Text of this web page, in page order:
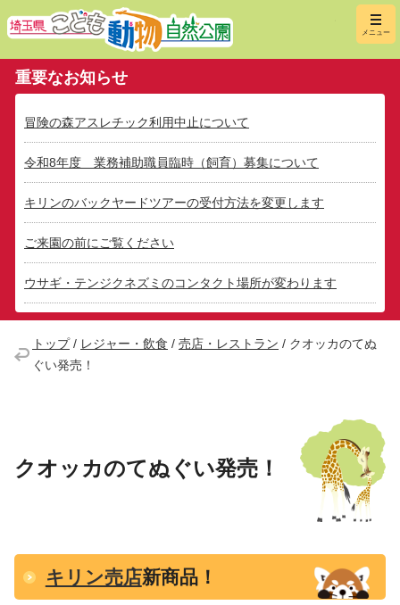
埼玉県
メニュー
重要なお知らせ
冒険の森アスレチック利用中止について
令和8年度 業務補助職員臨時（飼育）募集について
キリンのバックヤードツアーの受付方法を変更します
ご来園の前にご覧ください
ウサギ・テンジクネズミのコンタクト場所が変わります
トップ/ レジャー・飲食 / 売店・レストラン / クオッカのてぬ
ぐい発売！
クオッカのてぬぐい発売！
キリン売店新商品！